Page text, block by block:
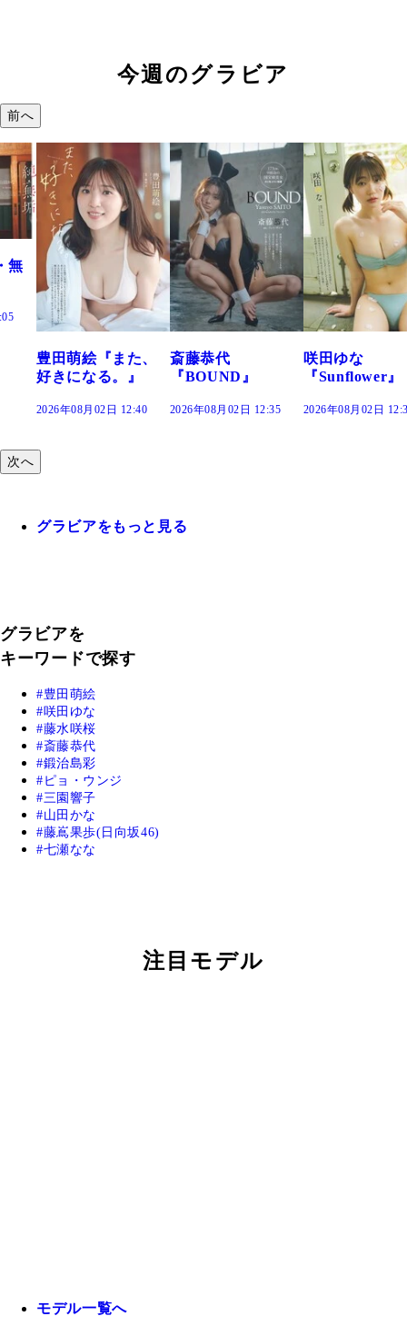
今週のグラビア
前へ
豊田萌絵『また、
好きになる。』
2026年08月02日 12:40
斎藤恭代
『BOUND』
2026年08月02日 12:35
咲田ゆな
『Sunflower』
2026年08月02日
無
次へ
グラビアをもっと見る
グラビアを
キーワードで探す
豊田萌絵
咲田ゆな
藤水咲桜
斎藤恭代
鍛治島彩
ピョ・ウンジ
三園響子
山田かな
藤嶌果歩(日向坂46)
七瀬なな
注目モデル
モデル一覧へ